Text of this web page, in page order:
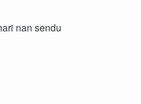
nan sendu